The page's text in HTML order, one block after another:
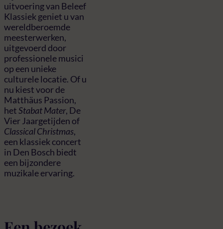
uitvoering van Beleef
Klassiek geniet u van
wereldberoemde
meesterwerken,
uitgevoerd door
professionele musici
op een unieke
culturele locatie. Of u
nu kiest voor de
Matthäus Passion,
hetStabat Mater, De
Vier Jaargetijden of
Classical Christmas,
een klassiek concert
in Den Bosch biedt
een bijzondere
muzikale ervaring.